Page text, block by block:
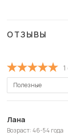
ОТЗЫВЫ
Полезные
Полезные
Новые
Старые
Лана
Возраст: 46-54 года